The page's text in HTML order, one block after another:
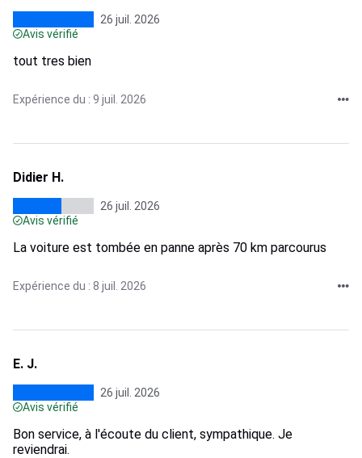
26 juil. 2026
Avis vérifié
tout tres bien
Expérience du : 9 juil. 2026
Didier H.
26 juil. 2026
Avis vérifié
La voiture est tombée en panne après 70 km parcourus
Expérience du : 8 juil. 2026
E. J.
26 juil. 2026
Avis vérifié
Bon service, à l'écoute du client, sympathique. Je
reviendrai.